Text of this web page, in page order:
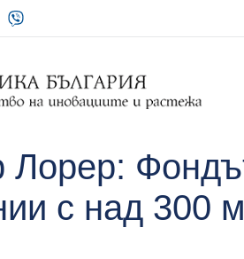
Лорер:
с над 300